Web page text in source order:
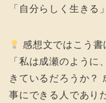
「自分らしく生きる
感想文ではこう書
「私は成瀬のように
きているだろうか？
事にできる人であり